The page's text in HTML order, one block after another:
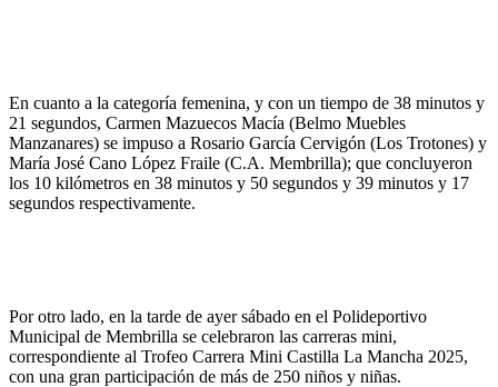
En cuanto a la categoría femenina, y con un tiempo de 38 minutos y
21 segundos, Carmen Mazuecos Macía (Belmo Muebles
Manzanares) se impuso a Rosario García Cervigón (Los Trotones) y
María José Cano López Fraile (C.A. Membrilla); que concluyeron
los 10 kilómetros en 38 minutos y 50 segundos y 39 minutos y 17
segundos respectivamente.
Por otro lado, en la tarde de ayer sábado en el Polideportivo
Municipal de Membrilla se celebraron las carreras mini,
correspondiente al Trofeo Carrera Mini Castilla La Mancha 2025,
con una gran participación de más de 250 niños y niñas.